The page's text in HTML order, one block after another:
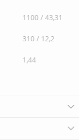
1100 / 43,31
310 / 12,2
1,44